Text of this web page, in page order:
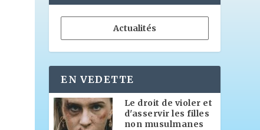
Actualités
EN VEDETTE
Le droit de violer et
d'asservir les filles
non musulmanes